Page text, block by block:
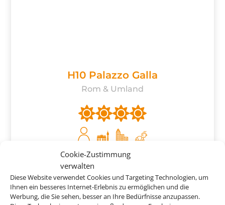
Cookie-Zustimmung
verwalten
Diese Website verwendet Cookies und Targeting Technologien, um
Ihnen ein besseres Internet-Erlebnis zu ermöglichen und die
Werbung, die Sie sehen, besser an Ihre Bedürfnisse anzupassen.
H10 Palazzo Galla
Rom & Umland
ab 854 €